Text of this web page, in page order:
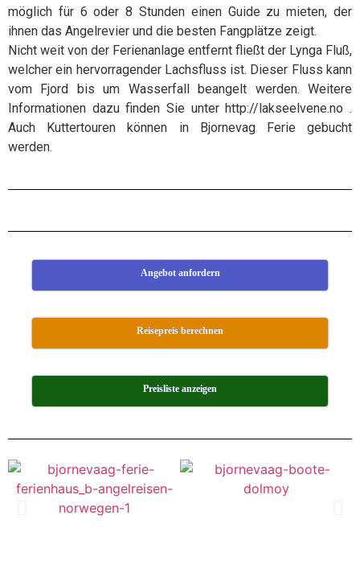
möglich für 6 oder 8 Stunden einen Guide zu mieten, der
ihnen das Angelrevier und die besten Fangplätze zeigt.
Nicht weit von der Ferienanlage entfernt fließt der Lynga Fluß,
welcher ein hervorragender Lachsfluss ist. Dieser Fluss kann
vom Fjord bis um Wasserfall beangelt werden. Weitere
Informationen dazu finden Sie unter http://lakseelvene.no .
Auch Kuttertouren können in Bjornevag Ferie gebucht
werden.
Angebot anfordern
Reisepreis berechnen
Preisliste anzeigen